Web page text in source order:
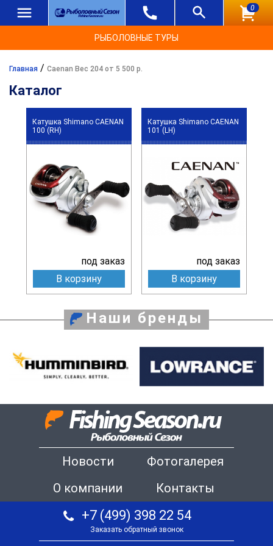
0
РЫБОЛОВНЫЕ ТУРЫ
Главная / Caenan Вес 204 от 5 500 р.
Каталог
Катушка Shimano CAENAN
100 (RH)
под заказ
В корзину
Катушка Shimano CAENAN
101 (LH)
под заказ
В корзину
Наши бренды
Новости
Фотогалерея
О компании
Контакты
+7 (499) 398 22 54
Заказать обратный звонок